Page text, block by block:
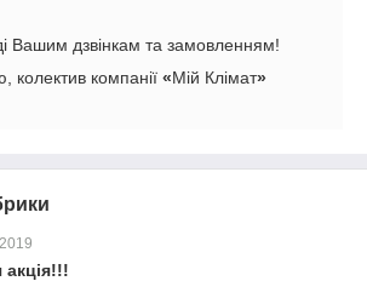
Вашим дзвінкам та замовленням!
колектив компанії «Мій Клімат»
акція!!!